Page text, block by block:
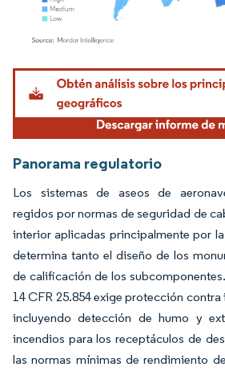
Imagen © Mordor Intelligence. El uso requiere
Panorama regulatorio
Los sistemas de aseos de
regidos por normas de seguridad de
interior aplicadas principalmente por
determina tanto el diseño de los
de calificación de los
14 CFR 25.854 exige protección contra
incluyendo detección de humo y
incendios para los receptáculos de
las normas mínimas de rendimiento